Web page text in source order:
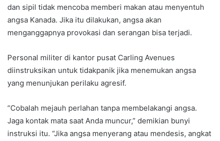
dan sipil tidak mencoba memberi makan atau menyentuh
angsa Kanada. Jika itu dilakukan, angsa akan
menganggapnya provokasi dan serangan bisa terjadi.
Personal militer di kantor pusat Carling Avenues
diinstruksikan untuk tidakpanik jika menemukan angsa
yang menunjukan perilaku agresif.
“Cobalah mejauh perlahan tanpa membelakangi angsa.
Jaga kontak mata saat Anda muncur,” demikian bunyi
instruksi itu. “Jika angsa menyerang atau mendesis, angkat